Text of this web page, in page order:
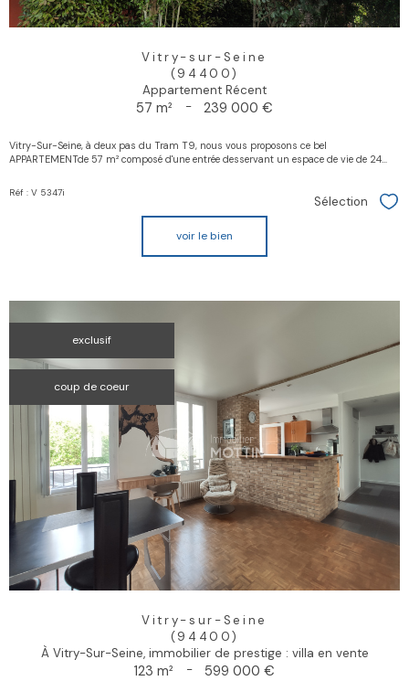
Vitry-sur-Seine
(94400)
Appartement Récent
57 m² - 239 000 €
Vitry-Sur-Seine, à deux pas du Tram T9, nous vous proposons ce bel
APPARTEMENTde 57 m² composé d'une entrée desservant un espace de vie de 24...
Réf : V 5347i
Sélection
voir le bien
exclusif
coup de coeur
Vitry-sur-Seine
(94400)
À Vitry-Sur-Seine, immobilier de prestige : villa en vente
123 m² - 599 000 €